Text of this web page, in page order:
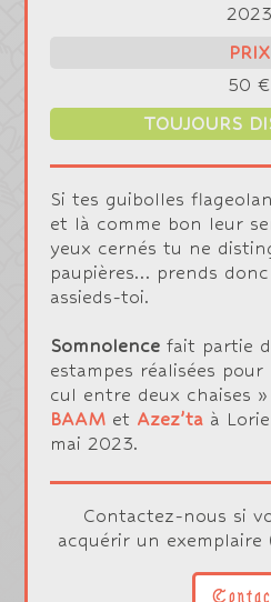
2023
PRIX
50 €
TOUJOURS
Si tes guibolles
et là comme bon leur
yeux cernés tu ne
paupières… prends
assieds-toi.
Somnolence fait partie
estampes réalisées pour
cul entre deux chaises
BAAM et Azez’ta à
mai 2023.
Contactez-nous si
acquérir un